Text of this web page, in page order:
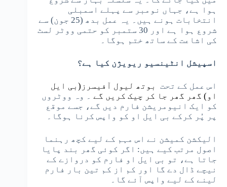
ہوا ہے، جہاں نومبر سے پہلے اسمبلی
انتخابات ہونے ہیں۔ یہ عمل بدھ (25 جون) سے
شروع ہوا ہے اور 30 ​​ستمبر کو حتمی ووٹر لسٹ
کی اشاعت کے ساتھ ختم ہوگا۔
اسپیشل انٹینسیو ریویژن کیا ہے؟
اس عمل کے تحت
بوتھ لیول آفیسرز(بی ایل
او) گھر گھر جا کر چیک کریں گے ۔ وہ ووٹروں
کو ایک انیومریشن فارم دیں گے، جسے موقع
پر پُر کرکے بی ایل او کو واپس کرنا ہوگا۔
الیکشن کمیشن نے اس مہم کے لیے کچھ رہنما
اصول مرتب کیے ہیں: اگر کوئی گھر بند پایا
جاتا ہے، تو بی ایل او فارم کو دروازے کے
نیچے ڈال دے گا اور کم از کم تین بار فارم
لینے کے لیے واپس آئے گا۔